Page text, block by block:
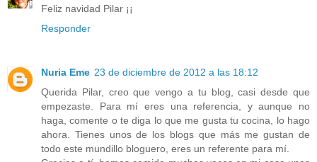
Feliz navidad Pilar ¡¡
Responder
Nuria Eme 23 de diciembre de 2012 a las 18:12
Querida Pilar, creo que vengo a tu blog, casi desde que
empezaste. Para mí eres una referencia, y aunque no
haga, comente o te diga lo que me gusta tu cocina, lo hago
ahora. Tienes unos de los blogs que más me gustan de
todo este mundillo bloguero, eres un referente para mí.